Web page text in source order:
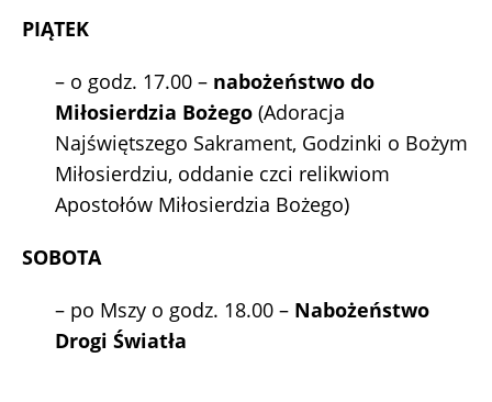
PIĄTEK
– o godz. 17.00 – nabożeństwo do
Miłosierdzia Bożego (Adoracja
Najświętszego Sakrament, Godzinki o Bożym
Miłosierdziu, oddanie czci relikwiom
Apostołów Miłosierdzia Bożego)
SOBOTA
– po Mszy o godz. 18.00 – Nabożeństwo
Drogi Światła